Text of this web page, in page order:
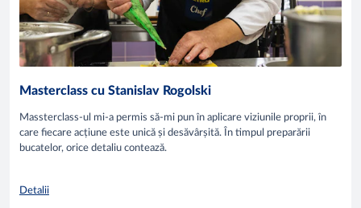
Masterclass cu Stanislav Rogolski
Massterclass-ul mi-a permis să-mi pun în aplicare viziunile proprii, în
care fiecare acțiune este unică și desăvârșită. În timpul preparării
bucatelor, orice detaliu contează.
Detalii